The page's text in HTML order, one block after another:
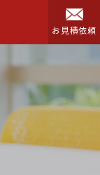
お見積依頼